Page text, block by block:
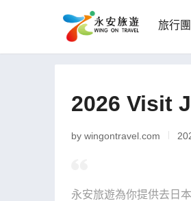
旅行團
2026 Visit
by wingontravel.com
永安旅遊為你提供去日